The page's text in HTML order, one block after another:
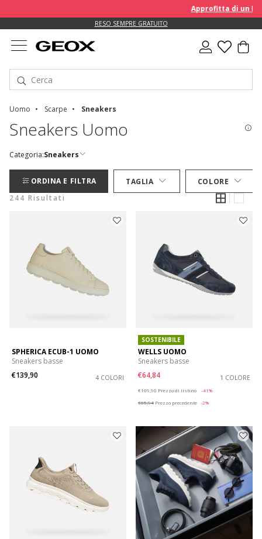
Approfitta di un EXTRA
RESO SEMPRE GRATUITO
Uomo Scarpe Sneakers
Sneakers Uomo
Categoria:Sneakers
ORDINA E FILTRA TAGLIA
COLORE
244 Risultati
SPHERICA ECUB-1 UOMO
Sneakers basse
€139,90
4 COLORI
SOSTENIBILE
WELLS UOMO
Sneakers basse
€64,84
1 COLORE
€109,90 Prezzo di listino
-41%
€65,94 Prezzo precedente -2%